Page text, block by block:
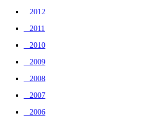
_ 2012
_ 2011
_ 2010
_ 2009
_ 2008
_ 2007
_ 2006